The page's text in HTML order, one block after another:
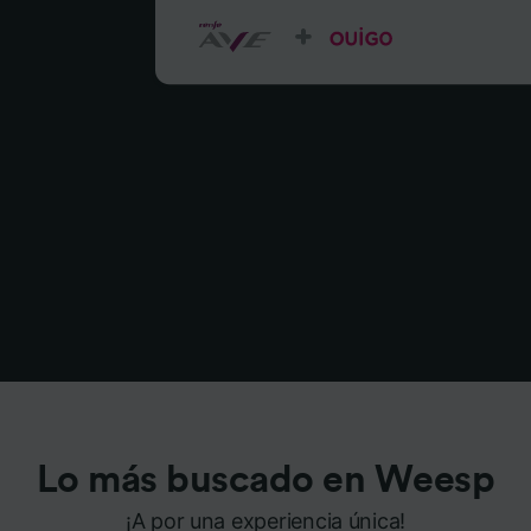
Lo más buscado en Weesp
¡A por una experiencia única!